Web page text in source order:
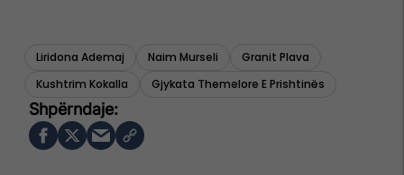
Liridona Ademaj Naim Murseli
Granit Plava
Kushtrim Kokalla
Gjykata Themelore E Prishtinës